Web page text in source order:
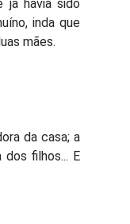
já havia sido
inda que
mães.
da casa; a
filhos... E